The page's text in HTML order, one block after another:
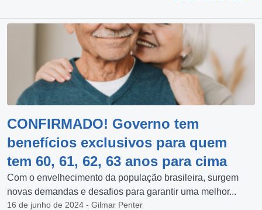
CONFIRMADO! Governo tem
benefícios exclusivos para quem
tem 60, 61, 62, 63 anos para cima
Com o envelhecimento da população brasileira, surgem
novas demandas e desafios para garantir uma melhor...
16 de junho de 2024 - Gilmar Penter